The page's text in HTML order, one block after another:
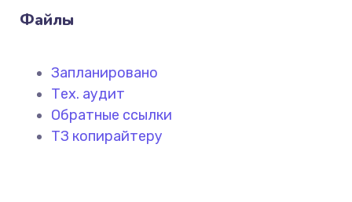
Файлы
Запланировано
Тех. аудит
Обратные ссылки
ТЗ копирайтеру